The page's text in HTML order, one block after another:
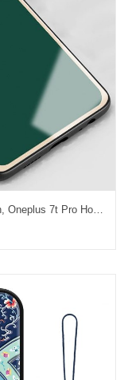
Oneplus 7t Pro Hoesje Hoes Siliconen Groen, Oneplus 7t Pro Hoesje Nieuw Mobiele Telefoon